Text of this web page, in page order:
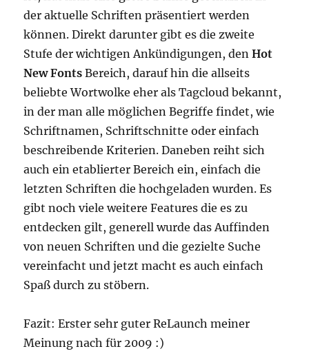
der aktuelle Schriften präsentiert werden
können. Direkt darunter gibt es die zweite
Stufe der wichtigen Ankündigungen, denHot
New Fonts Bereich, darauf hin die allseits
beliebte Wortwolke eher als Tagcloud bekannt,
in der man alle möglichen Begriffe findet, wie
Schriftnamen, Schriftschnitte oder einfach
beschreibende Kriterien. Daneben reiht sich
auch ein etablierter Bereich ein, einfach die
letzten Schriften die hochgeladen wurden. Es
gibt noch viele weitere Features die es zu
entdecken gilt, generell wurde das Auffinden
von neuen Schriften und die gezielte Suche
vereinfacht und jetzt macht es auch einfach
Spaß durch zu stöbern.
Fazit: Erster sehr guter ReLaunch meiner
Meinung nach für 2009 :)